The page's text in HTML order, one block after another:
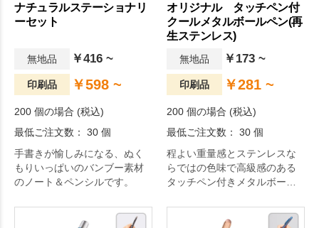
ナチュラルステーショナリ
ーセット
無地品 ￥416 ~
印刷品 ￥598 ~
200 個の場合 (税込)
最低ご注文数： 30 個
手書きが愉しみになる、ぬく
もりいっぱいのバンブー素材
のノート＆ペンシルです。
オリジナル タッチペン付
クールメタルボールペン(再
生ステンレス)
無地品 ￥173 ~
印刷品 ￥281 ~
200 個の場合 (税込)
最低ご注文数： 30 個
程よい重量感とステンレスな
らではの色味で高級感のある
タッチペン付きメタルボール